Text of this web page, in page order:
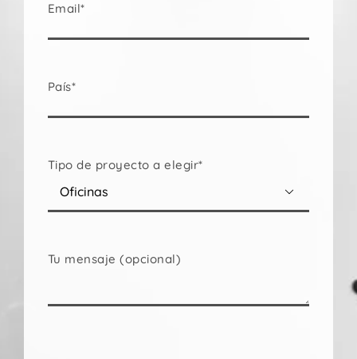
Email*
País*
Tipo de proyecto a elegir*

Tu mensaje (opcional)